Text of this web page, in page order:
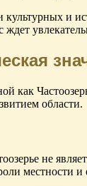
и
области.
не
местности и